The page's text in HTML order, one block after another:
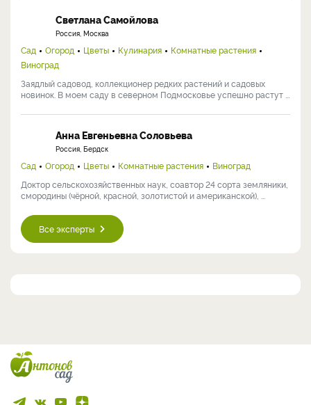
Светлана Самойлова
Россия, Москва
Сад Огород Цветы Кулинария
Комнатные растения
Виноград
Заядлый садовод, коллекционер редких растений и садовых
новинок. В моем саду в северном Подмосковье успешно растут ...
Анна Евгеньевна Соловьева
Россия, Бердск
Сад Огород Цветы Комнатные растения
Виноград
Доктор сельскохозяйственных наук, соавтор 24 сорта земляники,
смородины (чёрной, красной, золотистой и американской), ...
Все эксперты